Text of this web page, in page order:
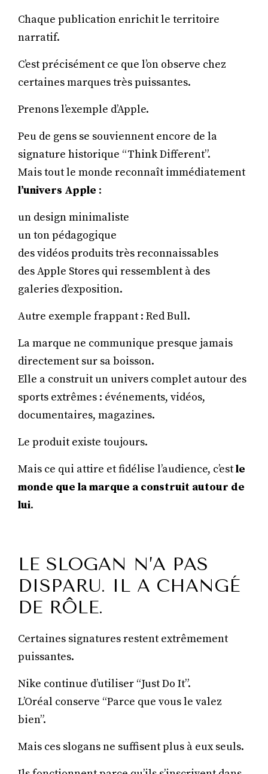
Chaque publication enrichit le territoire
narratif.
C’est précisément ce que l’on observe chez
certaines marques très puissantes.
Prenons l’exemple d’Apple.
Peu de gens se souviennent encore de la
signature historique “Think Different”.
Mais tout le monde reconnaît immédiatement
l’univers Apple :
un design minimaliste
un ton pédagogique
des vidéos produits très reconnaissables
des Apple Stores qui ressemblent à des
galeries d’exposition.
Autre exemple frappant : Red Bull.
La marque ne communique presque jamais
directement sur sa boisson.
Elle a construit un univers complet autour des
sports extrêmes : événements, vidéos,
documentaires, magazines.
Le produit existe toujours.
Mais ce qui attire et fidélise l’audience, c’estle
monde que la marque a construit autour de
lui.
LE SLOGAN N’A PAS
DISPARU. IL A CHANGÉ
DE RÔLE.
Certaines signatures restent extrêmement
puissantes.
Nike continue d’utiliser “Just Do It”.
L’Oréal conserve “Parce que vous le valez
bien”.
Mais ces slogans ne suffisent plus à eux seuls.